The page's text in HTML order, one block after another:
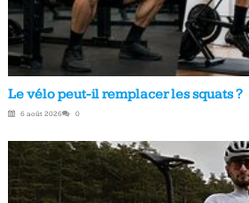
Le vélo peut-il remplacer les squats ?
6 août 2026 0